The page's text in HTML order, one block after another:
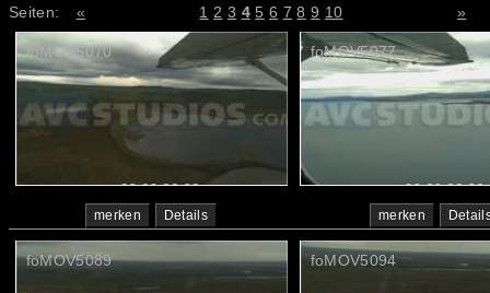
Seiten: « 1 2 3 4 5 6 7 8 9 10 »
foMOV5070
merken Details
foMOV5077
merken
foMOV5089 foMOV5094